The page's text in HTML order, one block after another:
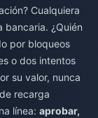
Cualquiera
bancaria. ¿Quién
por bloqueos
o dos intentos
su valor, nunca
recarga
línea: aprobar,